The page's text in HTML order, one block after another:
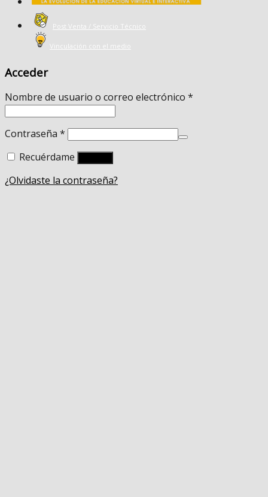
Post Venta / Servicio Técnico
Vinculación con el medio
Acceder
Nombre de usuario o correo electrónico *
Contraseña *
Recuérdame
¿Olvidaste la contraseña?